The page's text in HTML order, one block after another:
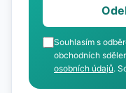
Souhlasím s
obchodních
osobních údajů.